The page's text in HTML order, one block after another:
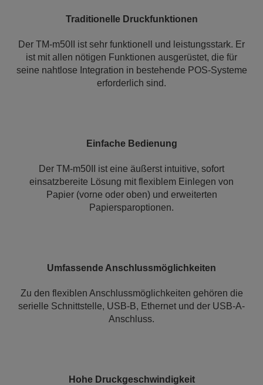
Traditionelle Druckfunktionen
Der TM-m50II ist sehr funktionell und leistungsstark. Er
ist mit allen nötigen Funktionen ausgerüstet, die für
seine nahtlose Integration in bestehende POS-Systeme
erforderlich sind.
Einfache Bedienung
Der TM-m50II ist eine äußerst intuitive, sofort
einsatzbereite Lösung mit flexiblem Einlegen von
Papier (vorne oder oben) und erweiterten
Papiersparoptionen.
Umfassende Anschlussmöglichkeiten
Zu den flexiblen Anschlussmöglichkeiten gehören die
serielle Schnittstelle, USB-B, Ethernet und der USB-A-
Anschluss.
Hohe Druckgeschwindigkeit